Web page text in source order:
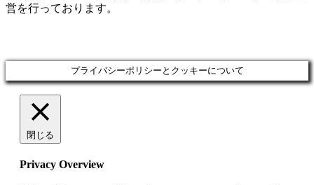
営を行っております。
プライバシーポリシーとクッキーについて
閉じる
Privacy Overview